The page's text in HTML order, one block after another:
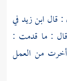
: قال ابن زيدفي
: ما قدمت :
من العمل